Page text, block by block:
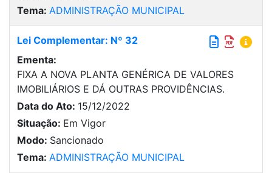
Tema: ADMINISTRAÇÃO MUNICIPAL
Lei Complementar: Nº 32
Ementa:
FIXA A NOVA PLANTA GENÉRICA DE VALORES
IMOBILIÁRIOS E DÁ OUTRAS PROVIDÊNCIAS.
Data do Ato: 15/12/2022
Situação: Em Vigor
Modo: Sancionado
Tema: ADMINISTRAÇÃO MUNICIPAL